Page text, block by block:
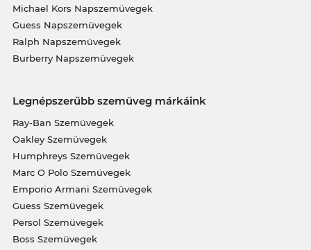
Michael Kors Napszemüvegek
Guess Napszemüvegek
Ralph Napszemüvegek
Burberry Napszemüvegek
Legnépszerűbb szemüveg márkáink
Ray-Ban Szemüvegek
Oakley Szemüvegek
Humphreys Szemüvegek
Marc O Polo Szemüvegek
Emporio Armani Szemüvegek
Guess Szemüvegek
Persol Szemüvegek
Boss Szemüvegek